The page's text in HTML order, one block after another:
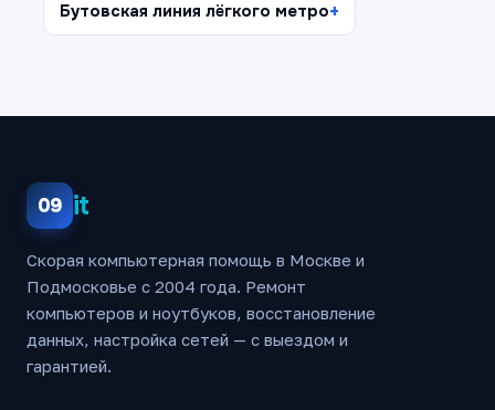
Бутовская линия лёгкого метро
09 it
Скорая компьютерная помощь в Москве и
Подмосковье с 2004 года. Ремонт
компьютеров и ноутбуков, восстановление
данных, настройка сетей — с выездом и
гарантией.